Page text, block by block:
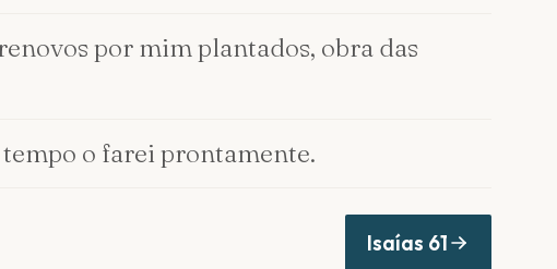
por mim plantados, obra das
o farei prontamente.
Isaías 61